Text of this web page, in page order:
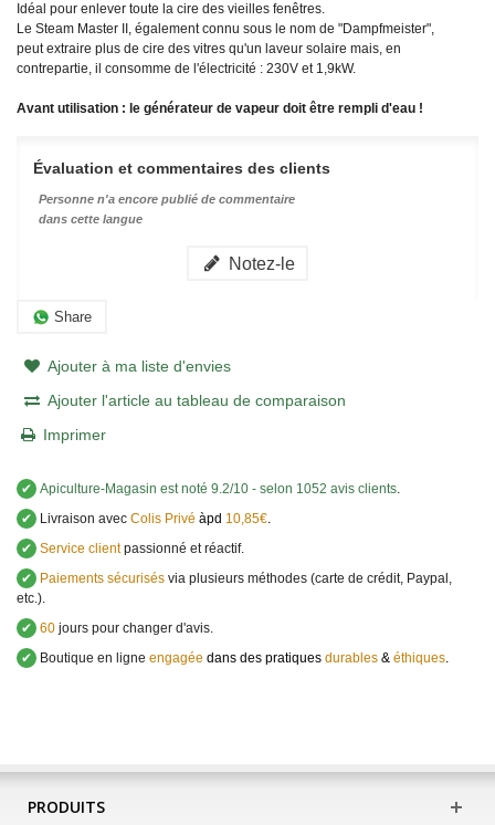
Idéal pour enlever toute la cire des vieilles fenêtres.
Le Steam Master II, également connu sous le nom de "Dampfmeister",
peut extraire plus de cire des vitres qu'un laveur solaire mais, en
contrepartie, il consomme de l'électricité : 230V et 1,9kW.
Avant utilisation : le générateur de vapeur doit être rempli d'eau !
Évaluation et commentaires des clients
Personne n'a encore publié de commentaire
dans cette langue
Notez-le
Share
Ajouter à ma liste d'envies
Ajouter l'article au tableau de comparaison
Imprimer
✔ Apiculture-Magasin est noté 9.2/10 - selon 1052 avis clients.
✔
Livraison avec Colis Privé àpd 10,85€.
✔ Service clientpassionné et réactif.
✔
Paiements sécurisés via plusieurs méthodes (carte de crédit, Paypal,
etc.).
✔ 60 jours pour changer d'avis.
✔
Boutique en ligne engagée dans des pratiques durables & éthiques.
PRODUITS